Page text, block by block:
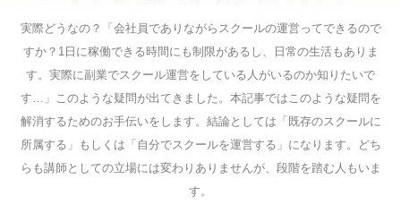
実際どうなの？「会社員でありながらスクールの運営ってできるので
すか？1日に稼働できる時間にも制限があるし、日常の生活もありま
す。実際に副業でスクール運営をしている人がいるのか知りたいで
す…」このような疑問が出てきました。本記事ではこのような疑問を
解消するためのお手伝いをします。結論としては「既存のスクールに
所属する」もしくは「自分でスクールを運営する」になります。どち
らも講師としての立場には変わりありませんが、段階を踏む人もいま
す。